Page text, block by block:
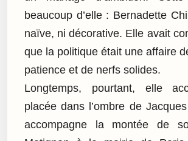
beaucoup d’elle : Bernadette
naïve, ni décorative. Elle avait
que la politique était une affaire
patience et de nerfs solides.
Longtemps, pourtant, elle
placée dans l’ombre de
accompagne la montée de